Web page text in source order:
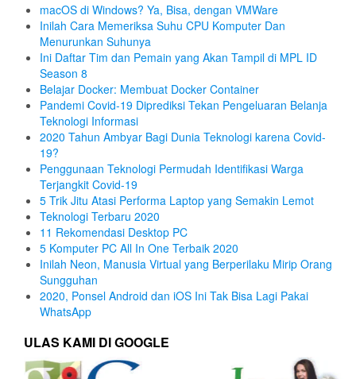
macOS di Windows? Ya, Bisa, dengan VMWare
Inilah Cara Memeriksa Suhu CPU Komputer Dan
Menurunkan Suhunya
Ini Daftar Tim dan Pemain yang Akan Tampil di MPL ID
Season 8
Belajar Docker: Membuat Docker Container
Pandemi Covid-19 Diprediksi Tekan Pengeluaran Belanja
Teknologi Informasi
2020 Tahun Ambyar Bagi Dunia Teknologi karena Covid-
19?
Penggunaan Teknologi Permudah Identifikasi Warga
Terjangkit Covid-19
5 Trik Jitu Atasi Performa Laptop yang Semakin Lemot
Teknologi Terbaru 2020
11 Rekomendasi Desktop PC
5 Komputer PC All In One Terbaik 2020
Inilah Neon, Manusia Virtual yang Berperilaku Mirip Orang
Sungguhan
2020, Ponsel Android dan iOS Ini Tak Bisa Lagi Pakai
WhatsApp
ULAS KAMI DI GOOGLE